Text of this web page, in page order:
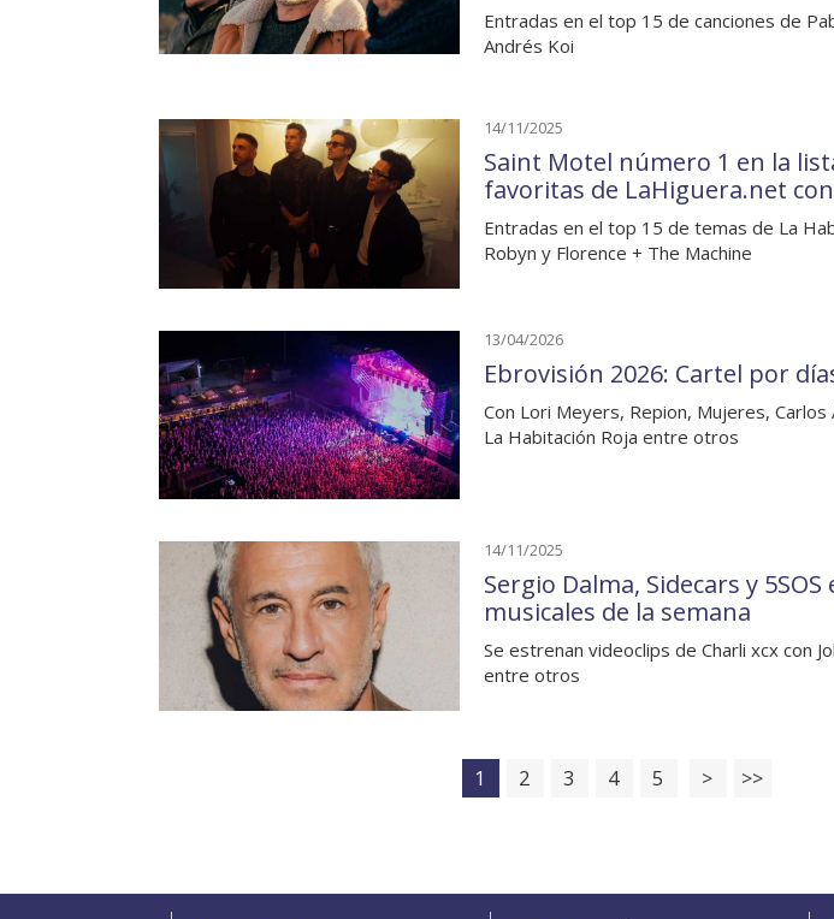
Entradas en el top 15 de canciones de
Andrés Koi
14/11/2025
Saint Motel número 1 en la
favoritas de LaHiguera.net
Entradas en el top 15 de temas de La
Robyn y Florence + The Machine
13/04/2026
Ebrovisión 2026: Cartel por
Con Lori Meyers, Repion, Mujeres,
La Habitación Roja entre otros
14/11/2025
Sergio Dalma, Sidecars y
musicales de la semana
Se estrenan videoclips de Charli xcx con
entre otros
1 2 3 4 5 > >>